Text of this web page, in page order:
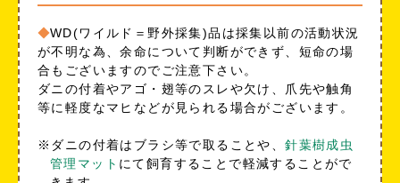
WD(ワイルド＝野外採集)品は採集以前の活動状況
が不明な為、余命について判断ができず、短命の場
合もございますのでご注意下さい。
ダニの付着やアゴ・翅等のスレや欠け、爪先や触角
等に軽度なマヒなどが見られる場合がございます。
※ダニの付着はブラシ等で取ることや、針葉樹成虫
管理マット にて飼育することで軽減することがで